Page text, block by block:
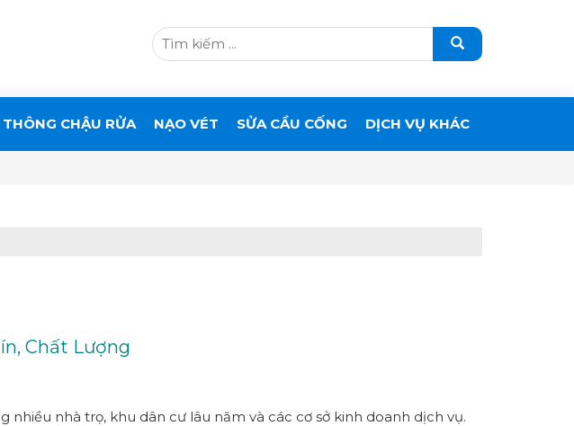
THÔNG CHẬU RỬA NẠO VÉT SỬA CẦU CỐNG DỊCH VỤ KHÁC
Chất Lượng
nhà trọ, khu dân cư lâu năm và các cơ sở kinh doanh dịch vụ.